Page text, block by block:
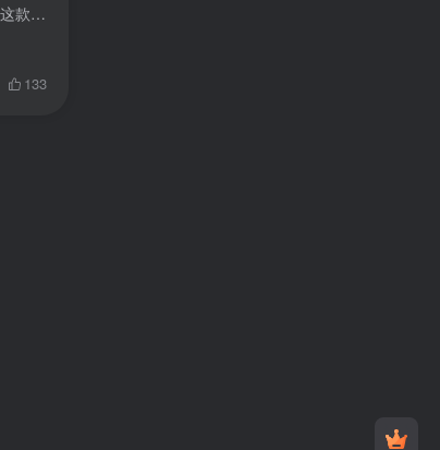
应用简介 使用教程 详细图文教程 - 点击展开查看 探索一款便捷工具，让您的iPhone体验升级——RebootTools，这款轻量级应用能够让您轻松实现一键注销或重启iPhone，对于那些追求效率的用户来说...
133